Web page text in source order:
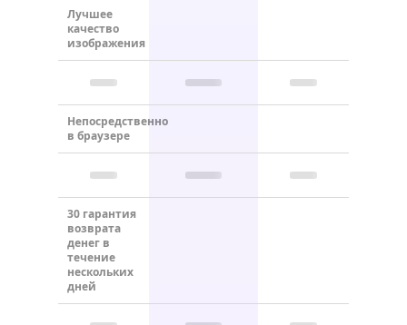
Лучшее
качество
изображения
Непосредственно
в браузере
30 гарантия
возврата
денег в
течение
нескольких
дней